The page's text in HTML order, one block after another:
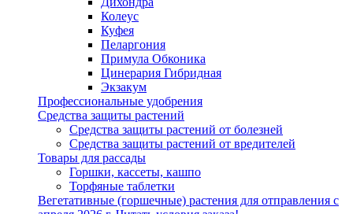
Колеус
Куфея
Пеларгония
Примула Обконика
Цинерария Гибридная
Экзакум
Профессиональные удобрения
Средства защиты растений
Средства защиты растений от болезней
Средства защиты растений от вредителей
Товары для рассады
Горшки, кассеты, кашпо
Торфяные таблетки
Вегетативные (горшечные) растения для отправления с